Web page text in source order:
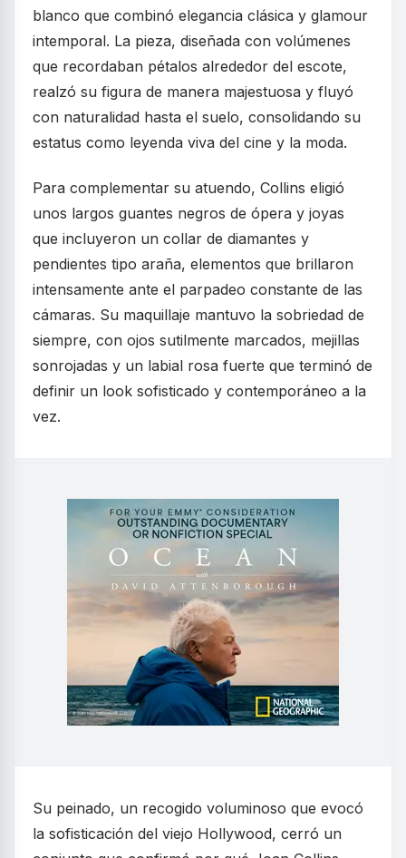
blanco que combinó elegancia clásica y glamour
intemporal. La pieza, diseñada con volúmenes
que recordaban pétalos alrededor del escote,
realzó su figura de manera majestuosa y fluyó
con naturalidad hasta el suelo, consolidando su
estatus como leyenda viva del cine y la moda.
Para complementar su atuendo, Collins eligió
unos largos guantes negros de ópera y joyas
que incluyeron un collar de diamantes y
pendientes tipo araña, elementos que brillaron
intensamente ante el parpadeo constante de las
cámaras. Su maquillaje mantuvo la sobriedad de
siempre, con ojos sutilmente marcados, mejillas
sonrojadas y un labial rosa fuerte que terminó de
definir un look sofisticado y contemporáneo a la
vez.
Su peinado, un recogido voluminoso que evocó
la sofisticación del viejo Hollywood, cerró un